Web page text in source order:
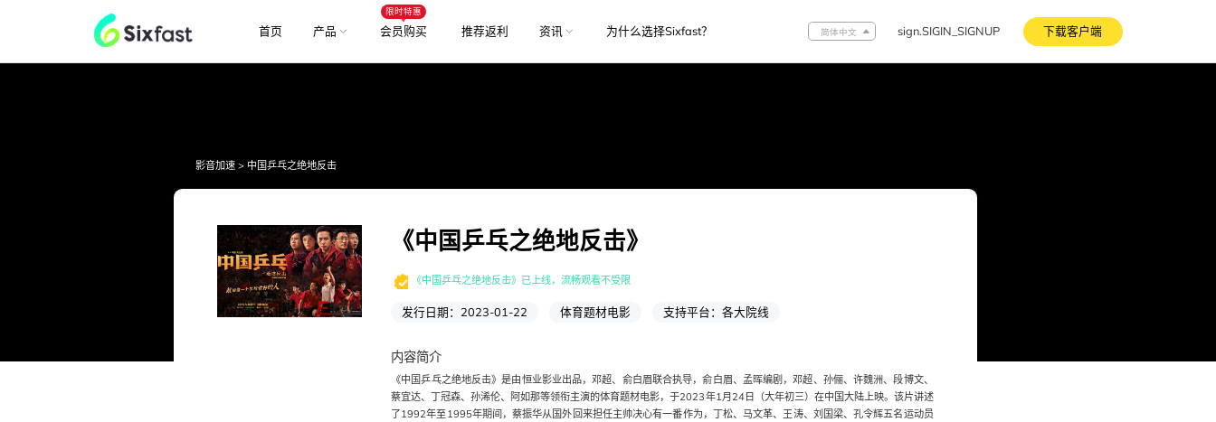
首页 产品
限时特惠
会员购买 推荐返利 资讯 为什么选择Sixfast？ 简体中文 sign.SIGIN_SIGNUP 下载客户端
影音加速 > 中国乒乓之绝地反击
《中国乒乓之绝地反击》
《中国乒乓之绝地反击》已上线，流畅观看不受限
发行日期： 2023-01-22 体育题材电影 支持平台：各大院线
内容简介
《中国乒乓之绝地反击》是由恒业影业出品，邓超、俞白眉联合执导，俞白眉、孟晖编剧，邓超、孙俪、许魏洲、段博文、
蔡宜达、丁冠森、孙浠伦、阿如那等领衔主演的体育题材电影，于2023年1月24日（大年初三）在中国大陆上映。该片讲述
了1992年至1995年期间，蔡振华从国外回来担任主帅决心有一番作为，丁松、马文革、王涛、刘国梁、孔令辉五名运动员